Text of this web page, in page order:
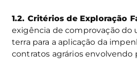
1.2. Critérios de Exploração
exigência de comprovação do
terra para a aplicação da
contratos agrários envolvendo